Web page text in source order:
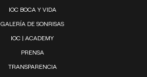
IOC BOCA Y VIDA
GALERÍA DE SONRISAS
IOC | ACADEMY
PRENSA
TRANSPARENCIA